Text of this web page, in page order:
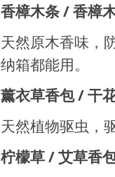
香樟木条 / 香樟
天然原木香味，
纳箱都能用。
薰衣草香包 / 干
天然植物驱虫，
柠檬草 / 艾草香